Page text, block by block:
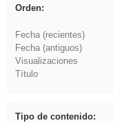
Orden:
Fecha (recientes)
Fecha (antiguos)
Visualizaciones
Título
Tipo de contenido: